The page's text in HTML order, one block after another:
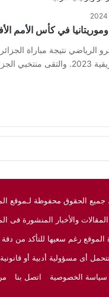
في كأس الأمم
الرياضي نتيجة مباراة
بطولة كأس الأمم الأفريقية 2023. والتقى
والأخبار المنشورة فى
الموقع رغم سعيها للتأكد من
أى مسؤولية أدبية أو
سياسة الخصوصية اتصل بنا